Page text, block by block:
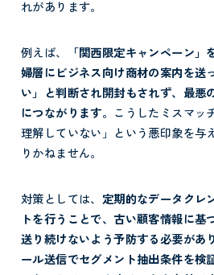
れがあります。
例えば、
「関西限定キャンペーン
婦層にビジネス向け商材の案内を送
い」と判断され開封もされず、最悪
につながります。 こうしたミスマッ
理解していない」という悪印象を与
りかねません。
対策としては、 定期的なデータクレ
トを行うことで、古い顧客情報に
送り続けないよう予防する必要があ
ール送信でセグメント抽出条件を検